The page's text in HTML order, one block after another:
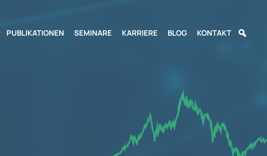
PUBLIKATIONEN SEMINARE KARRIERE BLOG KONTAKT